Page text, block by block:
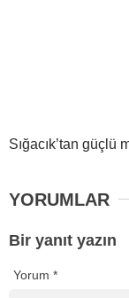
Sığacık’tan güçlü
YORUMLAR
Bir yanıt yazın
Yorum *